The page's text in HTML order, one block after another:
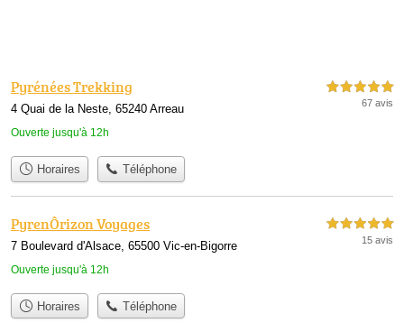
Pyrénées Trekking
4 Quai de la Neste, 65240 Arreau
Ouverte jusqu'à 12h
5,0 étoiles sur 5
67 avis
Horaires Téléphone
PyrenÔrizon Voyages
7 Boulevard d'Alsace, 65500 Vic-en-Bigorre
Ouverte jusqu'à 12h
5,0 étoiles sur 5
15 avis
Horaires Téléphone